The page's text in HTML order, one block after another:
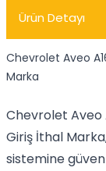
Ürün Detayı
Chevrolet Aveo
Marka
Chevrolet Aveo
Giriş İthal
sistemine